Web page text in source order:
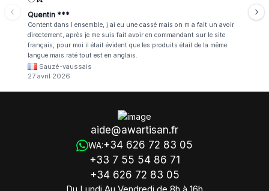
Quentin ***
Content dans l ensemble, j ai eu une cassé mais on m a fait un avoir
directement, après je me suis fait avoir en commandant sur le site
français, pour moi il était évident que les produits était de la même
langue mais raté tout est en anglais.
Sauzé-vaussais
27 avril 2026
aide@awartisan.fr
WA:+34 626 72 83 05
+33 7 55 54 86 71
+34 626 72 83 05